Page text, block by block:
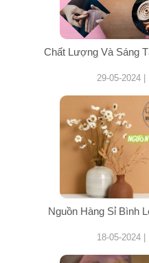
Chất Lượng Và Sáng
29-05-2024
Nguồn Hàng Sỉ Bình
18-05-2024